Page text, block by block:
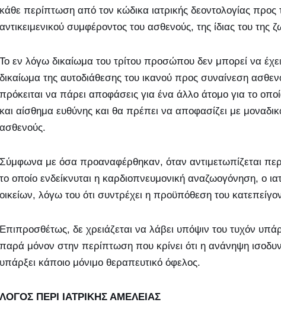
κάθε περίπτωση από τον κώδικα ιατρικής δεοντολογίας
αντικειμενικού συμφέροντος του ασθενούς, της ίδιας του της
Το εν λόγω δικαίωμα του τρίτου προσώπου δεν μπορεί να
δικαίωμα της αυτοδιάθεσης του ικανού προς συναίνεση
πρόκειται να πάρει αποφάσεις για ένα άλλο άτομο για το
και αίσθημα ευθύνης και θα πρέπει να αποφασίζει με
ασθενούς.
Σύμφωνα με όσα προαναφέρθηκαν, όταν αντιμετωπίζεται
το οποίο ενδείκνυται η καρδιοπνευμονική αναζωογόνηση, ο
οικείων, λόγω του ότι συντρέχει η προϋπόθεση του
Επιπροσθέτως, δε χρειάζεται να λάβει υπόψιν του τυχόν
παρά μόνον στην περίπτωση που κρίνει ότι η ανάνηψη
υπάρξει κάποιο μόνιμο θεραπευτικό όφελος.
ΛΟΓΟΣ ΠΕΡΙ ΙΑΤΡΙΚΗΣ ΑΜΕΛΕΙΑΣ